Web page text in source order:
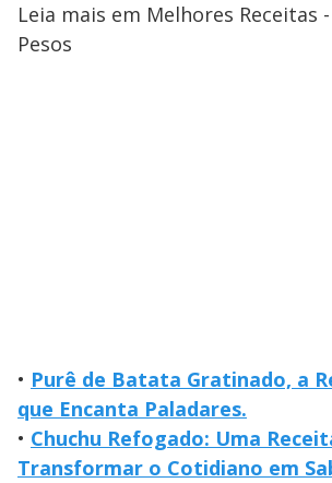
Leia mais em Melhores Receitas
Pesos
• Purê de Batata Gratinado, a
que Encanta Paladares.
• Chuchu Refogado: Uma
Transformar o Cotidiano em